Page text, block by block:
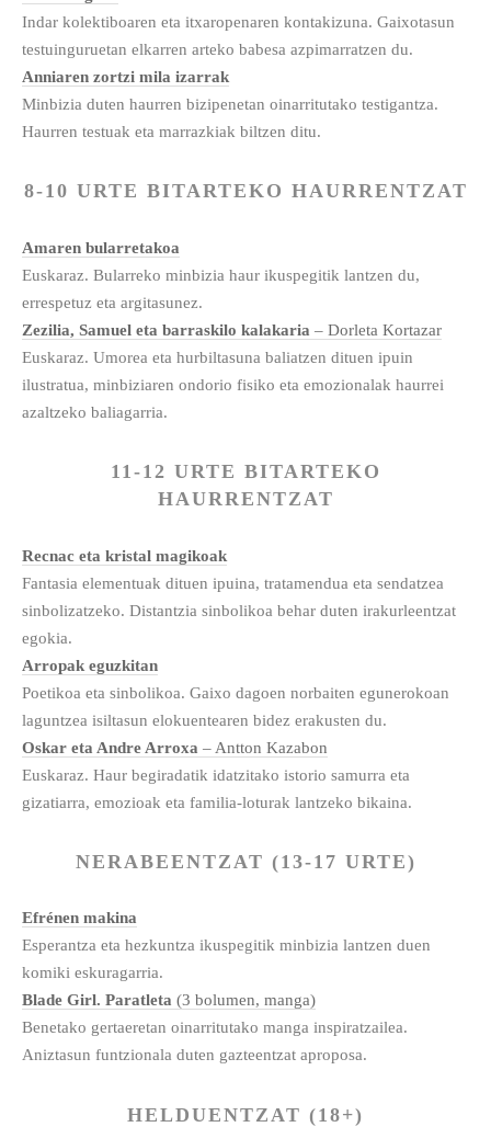
Indar kolektiboaren eta itxaropenaren kontakizuna. Gaixotasun
testuinguruetan elkarren arteko babesa azpimarratzen du.
Anniaren zortzi mila izarrak
Minbizia duten haurren bizipenetan oinarritutako testigantza.
Haurren testuak eta marrazkiak biltzen ditu.
8-10 URTE BITARTEKO HAURRENTZAT
Amaren bularretakoa
Euskaraz. Bularreko minbizia haur ikuspegitik lantzen du,
errespetuz eta argitasunez.
Zezilia, Samuel eta barraskilo kalakaria – Dorleta Kortazar
Euskaraz. Umorea eta hurbiltasuna baliatzen dituen ipuin
ilustratua, minbiziaren ondorio fisiko eta emozionalak haurrei
azaltzeko baliagarria.
11-12 URTE BITARTEKO
HAURRENTZAT
Recnac eta kristal magikoak
Fantasia elementuak dituen ipuina, tratamendua eta sendatzea
sinbolizatzeko. Distantzia sinbolikoa behar duten irakurleentzat
egokia.
Arropak eguzkitan
Poetikoa eta sinbolikoa. Gaixo dagoen norbaiten egunerokoan
laguntzea isiltasun elokuentearen bidez erakusten du.
Oskar eta Andre Arroxa – Antton Kazabon
Euskaraz. Haur begiradatik idatzitako istorio samurra eta
gizatiarra, emozioak eta familia-loturak lantzeko bikaina.
NERABEENTZAT (13-17 URTE)
Efrénen makina
Esperantza eta hezkuntza ikuspegitik minbizia lantzen duen
komiki eskuragarria.
Blade Girl. Paratleta (3 bolumen, manga)
Benetako gertaeretan oinarritutako manga inspiratzailea.
Aniztasun funtzionala duten gazteentzat aproposa.
HELDUENTZAT (18+)